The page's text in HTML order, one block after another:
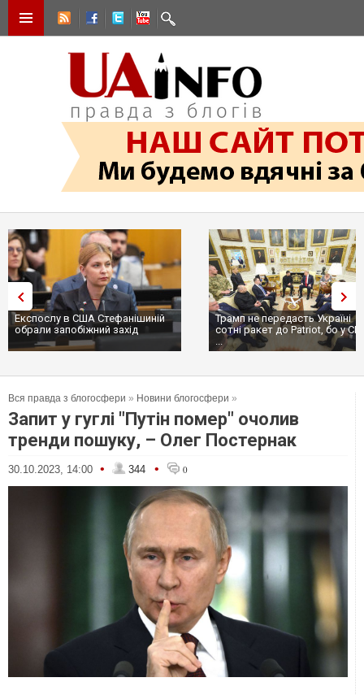
Експослу в США Стефанішиній
обрали запобіжний захід
Трамп не передасть Україні
сотні ракет до Patriot, бо у
...
Вся правда з блогосфери » Новини блогосфери »
Запит у гуглі "Путін помер" очолив
тренди пошуку, – Олег Постернак
30.10.2023, 14:00 • 344 • 0